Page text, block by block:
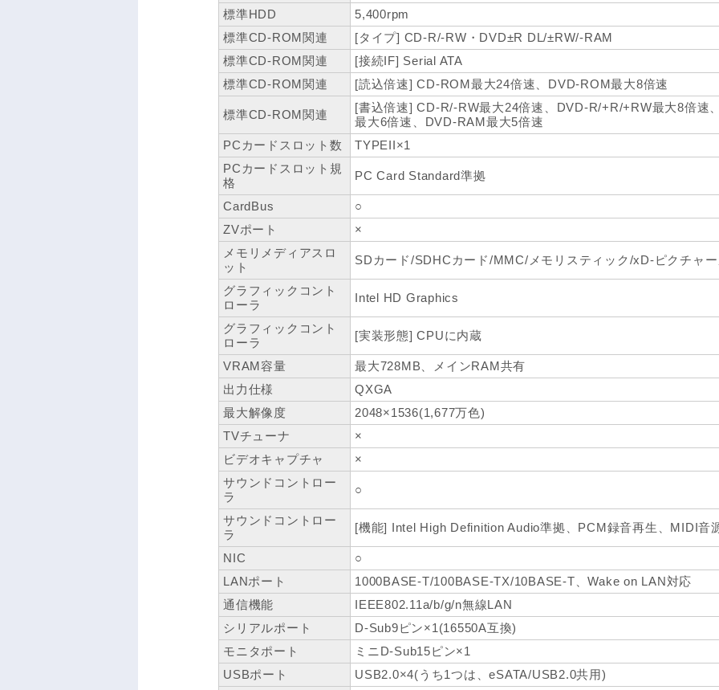
標準HDD
5,400rpm
標準CD-ROM関連
[タイプ] CD-R/-RW・DVD±R DL/±RW/-RAM
標準CD-ROM関連
[接続IF] Serial ATA
標準CD-ROM関連
[読込倍速] CD-ROM最大24倍速、DVD-ROM最大8倍速
標準CD-ROM関連
[書込倍速] CD-R/-RW最大24倍速、DVD-R/+R/+RW最大8倍速
最大6倍速、DVD-RAM最大5倍速
PCカードスロット数
TYPEII×1
PCカードスロット規
格
PC Card Standard準拠
CardBus
○
ZVポート
×
メモリメディアスロ
ット
SDカード/SDHCカード/MMC/メモリスティック/xD-ピクチャ
グラフィックコント
ローラ
Intel HD Graphics
グラフィックコント
ローラ
[実装形態] CPUに内蔵
VRAM容量
最大728MB、メインRAM共有
出力仕様
QXGA
最大解像度
2048×1536(1,677万色)
TVチューナ
×
ビデオキャプチャ
×
サウンドコントロー
ラ
○
サウンドコントロー
ラ
[機能] Intel High Definition Audio準拠、PCM録音再生、MIDI音
NIC
○
LANポート
1000BASE-T/100BASE-TX/10BASE-T、Wake on LAN対応
通信機能
IEEE802.11a/b/g/n無線LAN
シリアルポート
D-Sub9ピン×1(16550A互換)
モニタポート
ミニD-Sub15ピン×1
USBポート
USB2.0×4(うち1つは、eSATA/USB2.0共用)